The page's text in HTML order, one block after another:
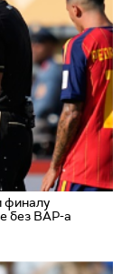
финалу
без ВАР-а